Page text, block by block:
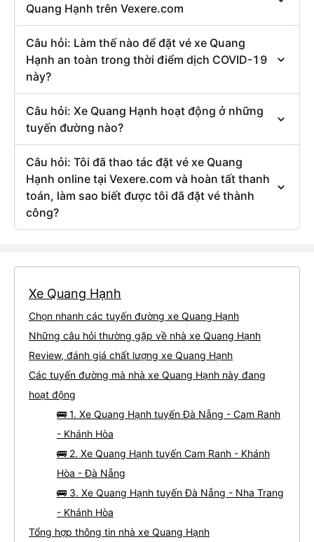
Quang Hạnh trên Vexere.com
Câu hỏi: Làm thế nào để đặt vé xe Quang
Hạnh an toàn trong thời điểm dịch COVID-19
này?
Câu hỏi: Xe Quang Hạnh hoạt động ở những
tuyến đường nào?
Câu hỏi: Tôi đã thao tác đặt vé xe Quang
Hạnh online tại Vexere.com và hoàn tất thanh
toán, làm sao biết được tôi đã đặt vé thành
công?
Xe Quang Hạnh
Chọn nhanh các tuyến đường xe Quang Hạnh
Những câu hỏi thường gặp về nhà xe Quang Hạnh
Review, đánh giá chất lượng xe Quang Hạnh
Các tuyến đường mà nhà xe Quang Hạnh này đang
hoạt động
🚌 1. Xe Quang Hạnh tuyến Đà Nẵng - Cam Ranh
- Khánh Hòa
🚌 2. Xe Quang Hạnh tuyến Cam Ranh - Khánh
Hòa - Đà Nẵng
🚌 3. Xe Quang Hạnh tuyến Đà Nẵng - Nha Trang
- Khánh Hòa
Tổng hợp thông tin nhà xe Quang Hạnh